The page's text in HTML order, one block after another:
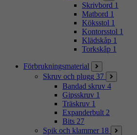
Skrivbord 1
Matbord 1
Köksstol 1
Kontorsstol 1
Klädskåp 1
Torkskåp 1
Förbrukningsmaterial
Skruv och plugg 37
Bandad skruv 4
Gipsskruv 1
Träskruv 1
Expanderbult 2
Bits 27
Spik och klammer 18